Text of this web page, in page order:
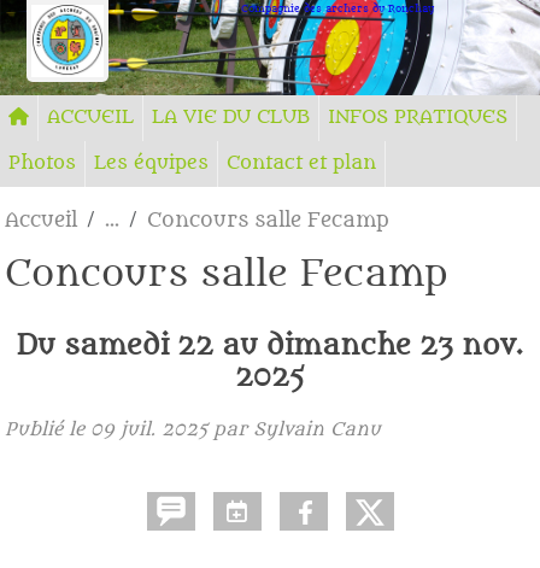
Compagnie des archers du Ronchay
ACCUEIL LA VIE DU CLUB
INFOS PRATIQUES
Photos
Les équipes Contact et plan
Accueil Concours salle Fecamp
Concours salle Fecamp
Du samedi 22 au dimanche 23 nov.
2025
Publié le 09 juil. 2025par Sylvain Canu
Panneau de gestion des cookies